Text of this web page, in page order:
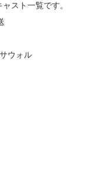
スト一覧です。
ウォル